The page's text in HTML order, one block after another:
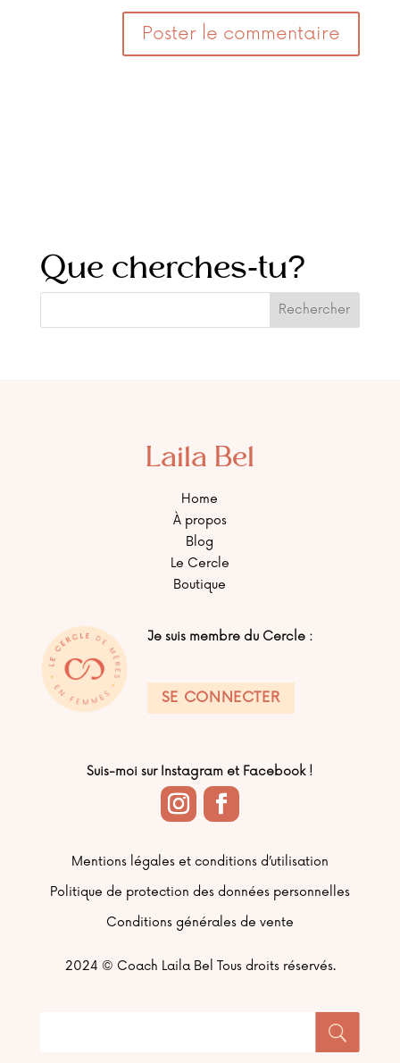
Que cherches-tu?
Laila Bel
Home
À propos
Blog
Le Cercle
Boutique
Je suis membre du Cercle :
SE CONNECTER
Suis-moi sur Instagram et Facebook !
Mentions légales et conditions d’utilisation
Politique de protection des données personnelles
Conditions générales de vente
2024 © Coach Laila Bel Tous droits réservés.